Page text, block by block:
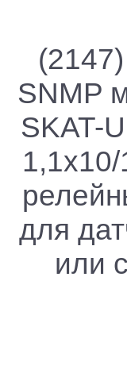
SNMP
SKAT-
для
или